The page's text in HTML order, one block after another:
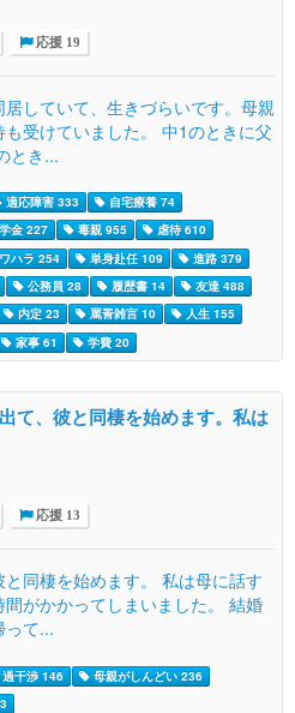
応援 19
していて、生きづらいです。母親
受けていました。 中1のときに父
とき...
適応障害 333
自宅療養 74
金 227 毒親 955
虐待 610
ハラ 254 単身赴任 109
進路 379
公務員 28 履歴書 14
友達 488
内定 23 罵詈雑言 10
人生 155
家事 61 学費 20
て、彼と同棲を始めます。私は
応援 13
同棲を始めます。 私は母に話す
がかかってしまいました。 結婚
って...
干渉 146
母親がしんどい 236